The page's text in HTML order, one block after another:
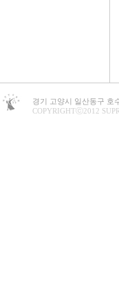
경기 고양시 일산동구 호
COPYRIGHTⓒ2012